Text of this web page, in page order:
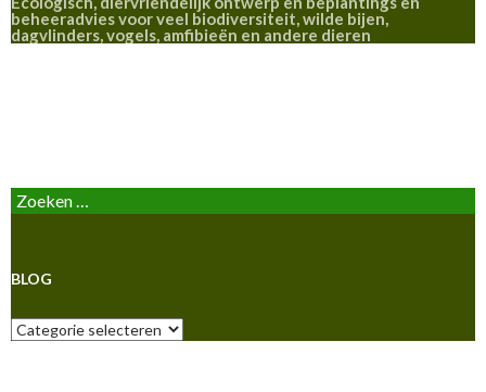
beheeradvies voor veel biodiversiteit, wilde bijen,
dagvlinders, vogels, amfibieën en andere dieren
Zoeken
naar:
BLOG
Blog